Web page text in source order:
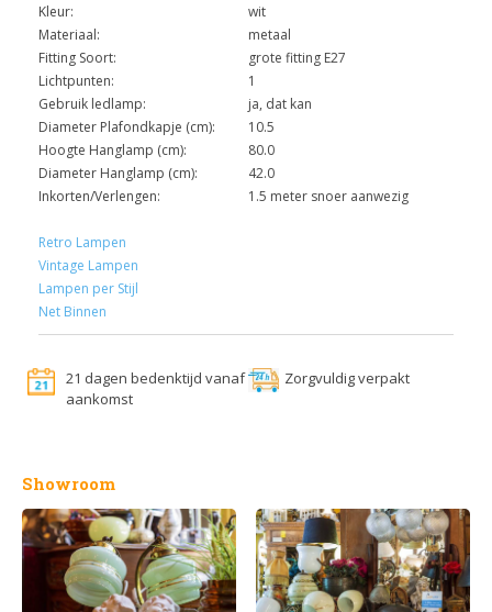
Kleur:
wit
Materiaal:
metaal
Fitting Soort:
grote fitting E27
Lichtpunten:
1
Gebruik ledlamp:
ja, dat kan
Diameter Plafondkapje (cm):
10.5
Hoogte Hanglamp (cm):
80.0
Diameter Hanglamp (cm):
42.0
Inkorten/Verlengen:
1.5 meter snoer aanwezig
Retro Lampen
Vintage Lampen
Lampen per Stijl
Net Binnen
21 dagen bedenktijd vanaf
aankomst
Zorgvuldig verpakt
Showroom